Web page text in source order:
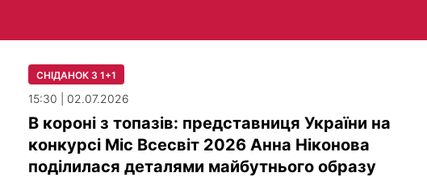
СНІДАНОК З 1+1
15:30 | 02.07.2026
В короні з топазів: представниця України на
конкурсі Міс Всесвіт 2026 Анна Ніконова
поділилася деталями майбутнього образу